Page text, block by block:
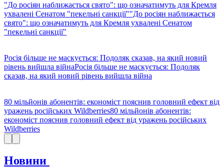
"До росіян наближається свято": що означатимуть для Кремля
ухвалені Сенатом "пекельні санкції""До росіян наближається
свято": що означатимуть для Кремля ухвалені Сенатом
"пекельні санкції"
Росія більше не маскується: Подоляк сказав, на який новий
рівень вийшла війнаРосія більше не маскується: Подоляк
сказав, на який новий рівень вийшла війна
80 мільйонів абонентів: економіст пояснив головний ефект від
уражень російських Wildberries80 мільйонів абонентів:
економіст пояснив головний ефект від уражень російських
Wildberries
Новини